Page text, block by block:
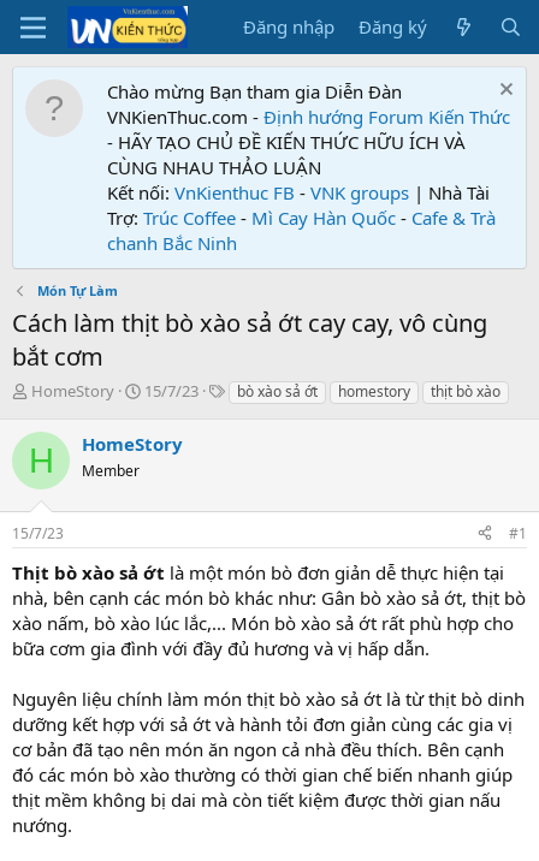
Đăng nhập Đăng ký
Chào mừng Bạn tham gia Diễn Đàn
VNKienThuc.com - Định hướng Forum Kiến Thức
- HÃY TẠO CHỦ ĐỀ KIẾN THỨC HỮU ÍCH VÀ
CÙNG NHAU THẢO LUẬN
Kết nối: VnKienthuc FB - VNK groups | Nhà Tài
Trợ: Trúc Coffee - Mì Cay Hàn Quốc - Cafe & Trà
chanh Bắc Ninh
Món Tự Làm
Cách làm thịt bò xào sả ớt cay cay, vô cùng
bắt cơm
T
r
e
a
s
t
a
r
t
e
r
HomeStory
N
y
i
15/7/23
Tbò xào sả ớt homestory thịt bò xào
H HomeStory
Member
15/7/23 #1
Thịt bò xào sả ớt là một món bò đơn giản dễ thực hiện tại
nhà, bên cạnh các món bò khác như: Gân bò xào sả ớt, thịt bò
xào nấm, bò xào lúc lắc,... Món bò xào sả ớt rất phù hợp cho
bữa cơm gia đình với đầy đủ hương và vị hấp dẫn.
Nguyên liệu chính làm món thịt bò xào sả ớt là từ thịt bò dinh
dưỡng kết hợp với sả ớt và hành tỏi đơn giản cùng các gia vị
cơ bản đã tạo nên món ăn ngon cả nhà đều thích. Bên cạnh
đó các món bò xào thường có thời gian chế biến nhanh giúp
thịt mềm không bị dai mà còn tiết kiệm được thời gian nấu
nướng.